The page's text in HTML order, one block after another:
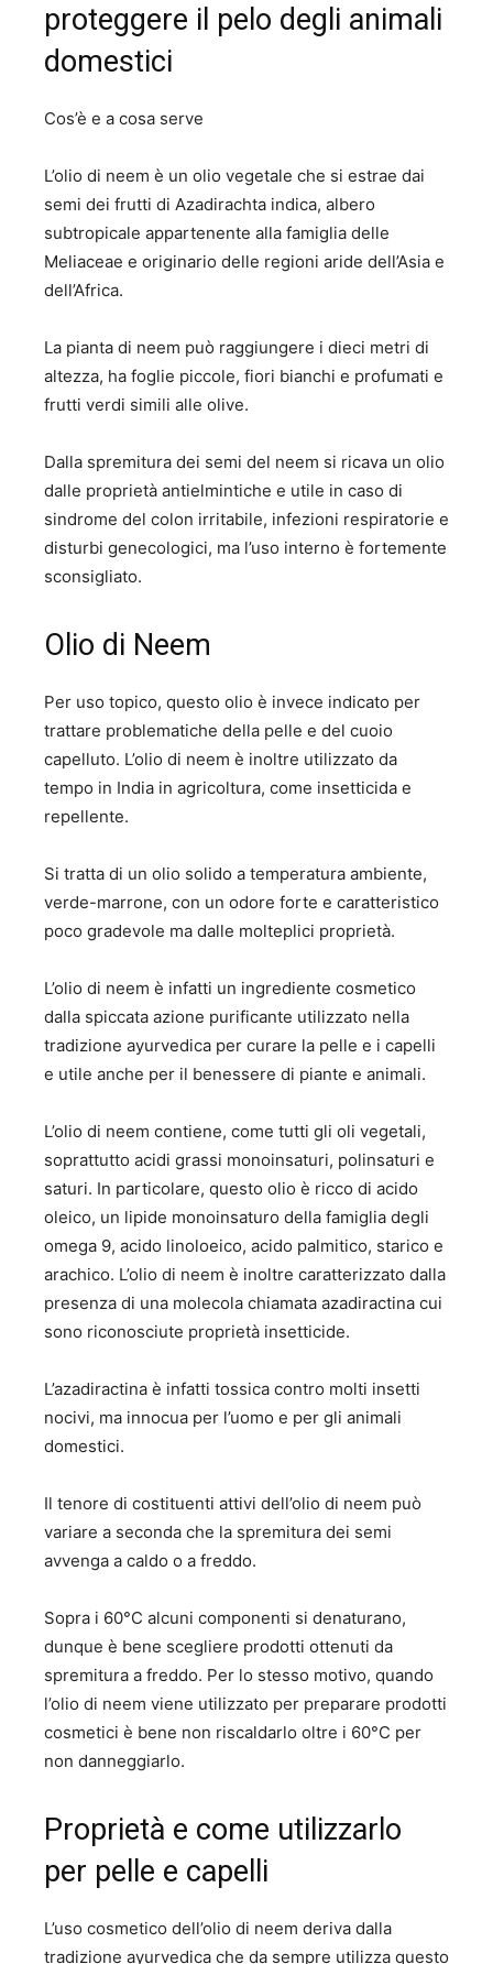
proteggere il pelo degli animali
domestici
Cos’è e a cosa serve
L’olio di neem è un olio vegetale che si estrae dai
semi dei frutti di Azadirachta indica, albero
subtropicale appartenente alla famiglia delle
Meliaceae e originario delle regioni aride dell’Asia e
dell’Africa.
La pianta di neem può raggiungere i dieci metri di
altezza, ha foglie piccole, fiori bianchi e profumati e
frutti verdi simili alle olive.
Dalla spremitura dei semi del neem si ricava un olio
dalle proprietà antielmintiche e utile in caso di
sindrome del colon irritabile, infezioni respiratorie e
disturbi genecologici, ma l’uso interno è fortemente
sconsigliato.
Olio di Neem
Per uso topico, questo olio è invece indicato per
trattare problematiche della pelle e del cuoio
capelluto. L’olio di neem è inoltre utilizzato da
tempo in India in agricoltura, come insetticida e
repellente.
Si tratta di un olio solido a temperatura ambiente,
verde-marrone, con un odore forte e caratteristico
poco gradevole ma dalle molteplici proprietà.
L’olio di neem è infatti un ingrediente cosmetico
dalla spiccata azione purificante utilizzato nella
tradizione ayurvedica per curare la pelle e i capelli
e utile anche per il benessere di piante e animali.
L’olio di neem contiene, come tutti gli oli vegetali,
soprattutto acidi grassi monoinsaturi, polinsaturi e
saturi. In particolare, questo olio è ricco di acido
oleico, un lipide monoinsaturo della famiglia degli
omega 9, acido linoloeico, acido palmitico, starico e
arachico. L’olio di neem è inoltre caratterizzato dalla
presenza di una molecola chiamata azadiractina cui
sono riconosciute proprietà insetticide.
L’azadiractina è infatti tossica contro molti insetti
nocivi, ma innocua per l’uomo e per gli animali
domestici.
Il tenore di costituenti attivi dell’olio di neem può
variare a seconda che la spremitura dei semi
avvenga a caldo o a freddo.
Sopra i 60°C alcuni componenti si denaturano,
dunque è bene scegliere prodotti ottenuti da
spremitura a freddo. Per lo stesso motivo, quando
l’olio di neem viene utilizzato per preparare prodotti
cosmetici è bene non riscaldarlo oltre i 60°C per
non danneggiarlo.
Proprietà e come utilizzarlo
per pelle e capelli
L’uso cosmetico dell’olio di neem deriva dalla
tradizione ayurvedica che da sempre utilizza questo